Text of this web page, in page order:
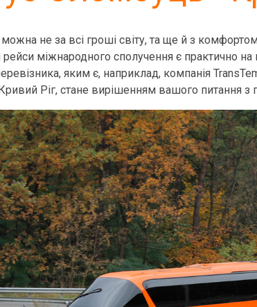
не за всі гроші світу, та ще й з
міжнародного сполучення є практично
яким є, наприклад, компанія
Ріг, стане вирішенням вашого питання з